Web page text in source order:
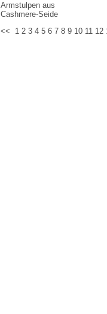
Armstulpen aus
Cashmere-Seide
<<
1 2 3 4 5 6 7 8 9 10 11 12